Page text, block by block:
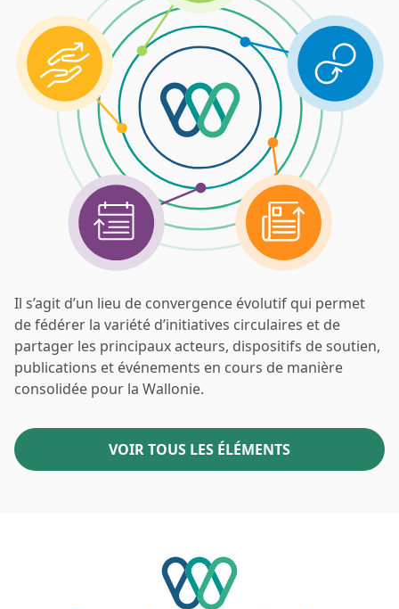
Il s’agit d’un lieu de convergence évolutif qui permet
de fédérer la variété d’initiatives circulaires et de
partager les principaux acteurs, dispositifs de soutien,
publications et événements en cours de manière
consolidée pour la Wallonie.
VOIR TOUS LES ÉLÉMENTS